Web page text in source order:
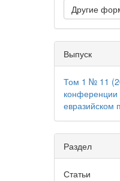
Другие
Выпуск
Том 1 № 11
конференции
евразийском
Раздел
Статьи